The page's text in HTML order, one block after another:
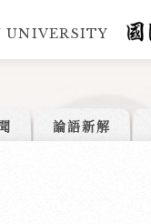
論語新解